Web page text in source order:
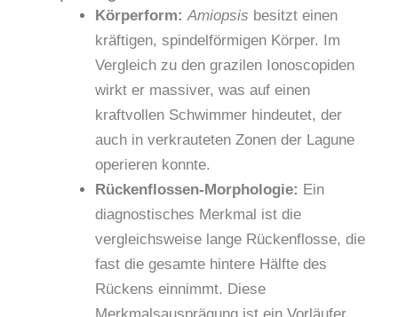
Körperform: Amiopsis besitzt einen
kräftigen, spindelförmigen Körper. Im
Vergleich zu den grazilen Ionoscopiden
wirkt er massiver, was auf einen
kraftvollen Schwimmer hindeutet, der
auch in verkrauteten Zonen der Lagune
operieren konnte.
Rückenflossen-Morphologie: Ein
diagnostisches Merkmal ist die
vergleichsweise lange Rückenflosse, die
fast die gesamte hintere Hälfte des
Rückens einnimmt. Diese